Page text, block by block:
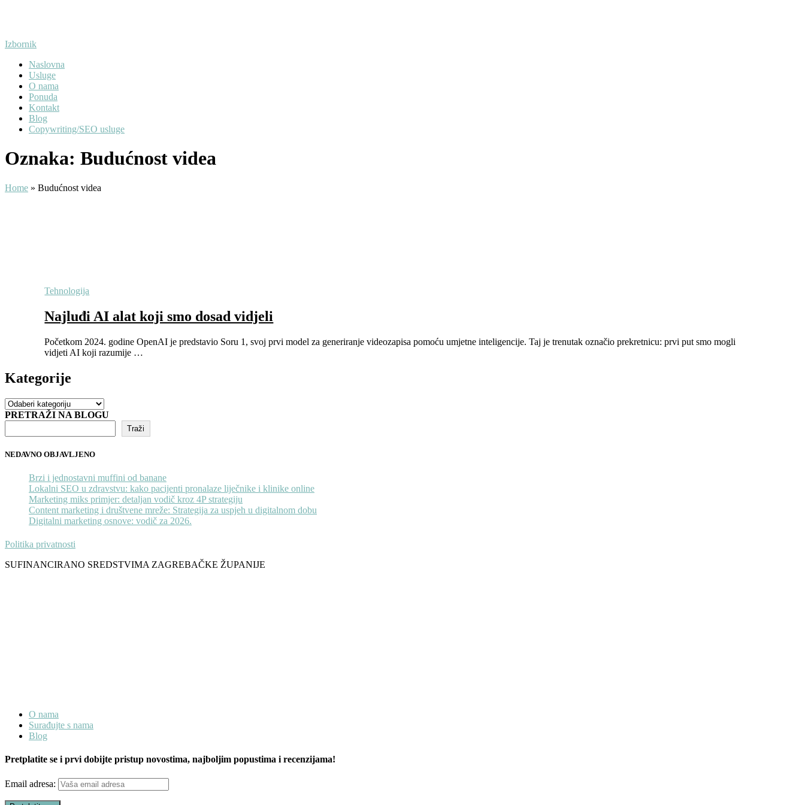
Izbornik
Naslovna
Usluge
O nama
Ponuda
Kontakt
Blog
Copywriting/SEO usluge
Oznaka: Budućnost videa
Home » Budućnost videa
Tehnologija
Najluđi AI alat koji smo dosad vidjeli
Početkom 2024. godine OpenAI je predstavio Soru 1, svoj prvi model za generiranje videozapisa pomoću umjetne inteligencije. Taj je trenutak označio prekretnicu: prvi put smo mogli
vidjeti AI koji razumije …
Kategorije
Kategorije
PRETRAŽI NA BLOGU
Traži
NEDAVNO OBJAVLJENO
Brzi i jednostavni muffini od banane
Lokalni SEO u zdravstvu: kako pacijenti pronalaze liječnike i klinike online
Marketing miks primjer: detaljan vodič kroz 4P strategiju
Content marketing i društvene mreže: Strategija za uspjeh u digitalnom dobu
Digitalni marketing osnove: vodič za 2026.
Politika privatnosti
SUFINANCIRANO SREDSTVIMA ZAGREBAČKE ŽUPANIJE
O nama
Surađujte s nama
Blog
Pretplatite se i prvi dobijte pristup novostima, najboljim popustima i recenzijama!
Email adresa: